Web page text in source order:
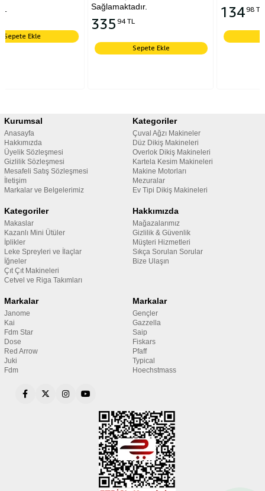
Sepete Ekle
Sepete Ekle
Kurumsal
Anasayfa
Hakkımızda
Üyelik Sözleşmesi
Gizlilik Sözleşmesi
Mesafeli Satış Sözleşmesi
İletişim
Markalar ve Belgelerimiz
Kategoriler
Çuval Ağzı Makineler
Düz Dikiş Makineleri
Overlok Dikiş Makineleri
Kartela Kesim Makineleri
Makine Motorları
Mezuralar
Ev Tipi Dikiş Makineleri
Kategoriler
Makaslar
Kazanlı Mini Ütüler
İplikler
Leke Spreyleri ve İlaçlar
İğneler
Çıt Çıt Makineleri
Cetvel ve Riga Takımları
Hakkımızda
Mağazalarımız
Gizlilik & Güvenlik
Müşteri Hizmetleri
Sıkça Sorulan Sorular
Bize Ulaşın
Markalar
Janome
Kai
Fdm Star
Dose
Red Arrow
Juki
Fdm
Markalar
Gençler
Gazzella
Saip
Fiskars
Pfaff
Typical
Hoechstmass